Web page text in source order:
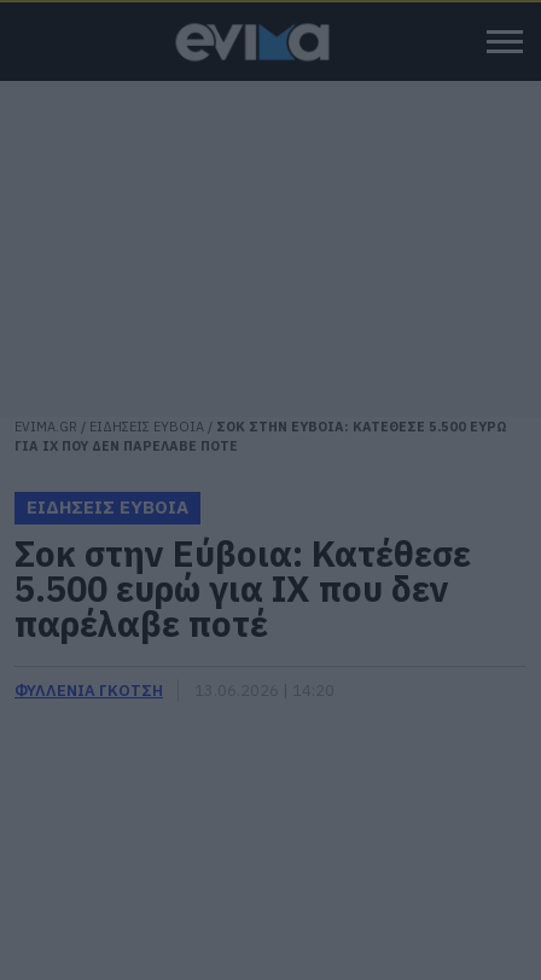
EVIMA.GR / ΕΙΔΗΣΕΙΣ ΕΥΒΟΙΑ / ΣΟΚ ΣΤΗΝ ΕΥΒΟΙΑ: ΚΑΤΕΘΕΣΕ 5.500 ΕΥΡΩ
ΓΙΑ ΙΧ ΠΟΥ ΔΕΝ ΠΑΡΕΛΑΒΕ ΠΟΤΕ
ΕΙΔΗΣΕΙΣ ΕΥΒΟΙΑ
Σοκ στην Εύβοια: Κατέθεσε
5.500 ευρώ για ΙΧ που δεν
παρέλαβε ποτέ
ΦΥΛΛΕΝΙΑ ΓΚΟΤΣΗ